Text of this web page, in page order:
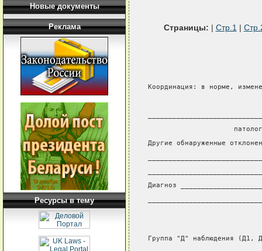
Новые документы
Реклама
Ресурсы в тему
Страницы: | Стр.1 |
Координация: в норме,
Другие обнаруженные
Диагноз
Группа "Д" наблюдения (Д1,